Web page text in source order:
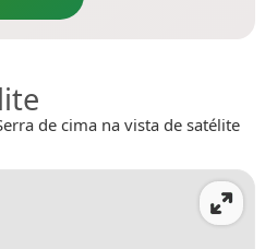
de cima na vista de satélite